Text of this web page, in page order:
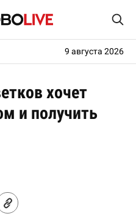
9 августа 2026
хочет
и получить